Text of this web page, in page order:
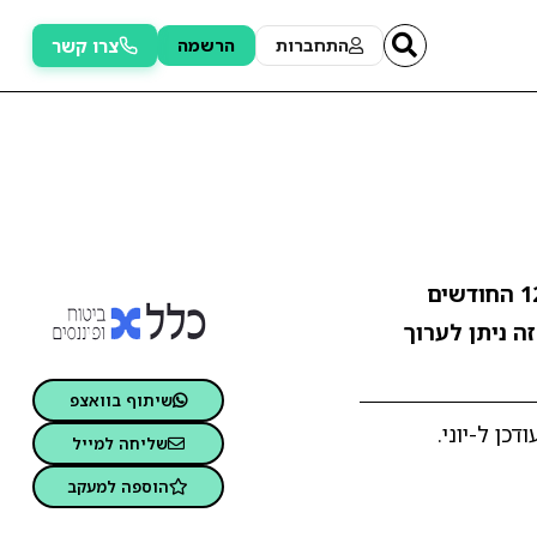
התחברות הרשמה צרו קשר
. התשואה ב-12 החודשים
ניתן לערוך
ל-יוני.
שיתוף בוואצפ
שליחה למייל
הוספה למעקב